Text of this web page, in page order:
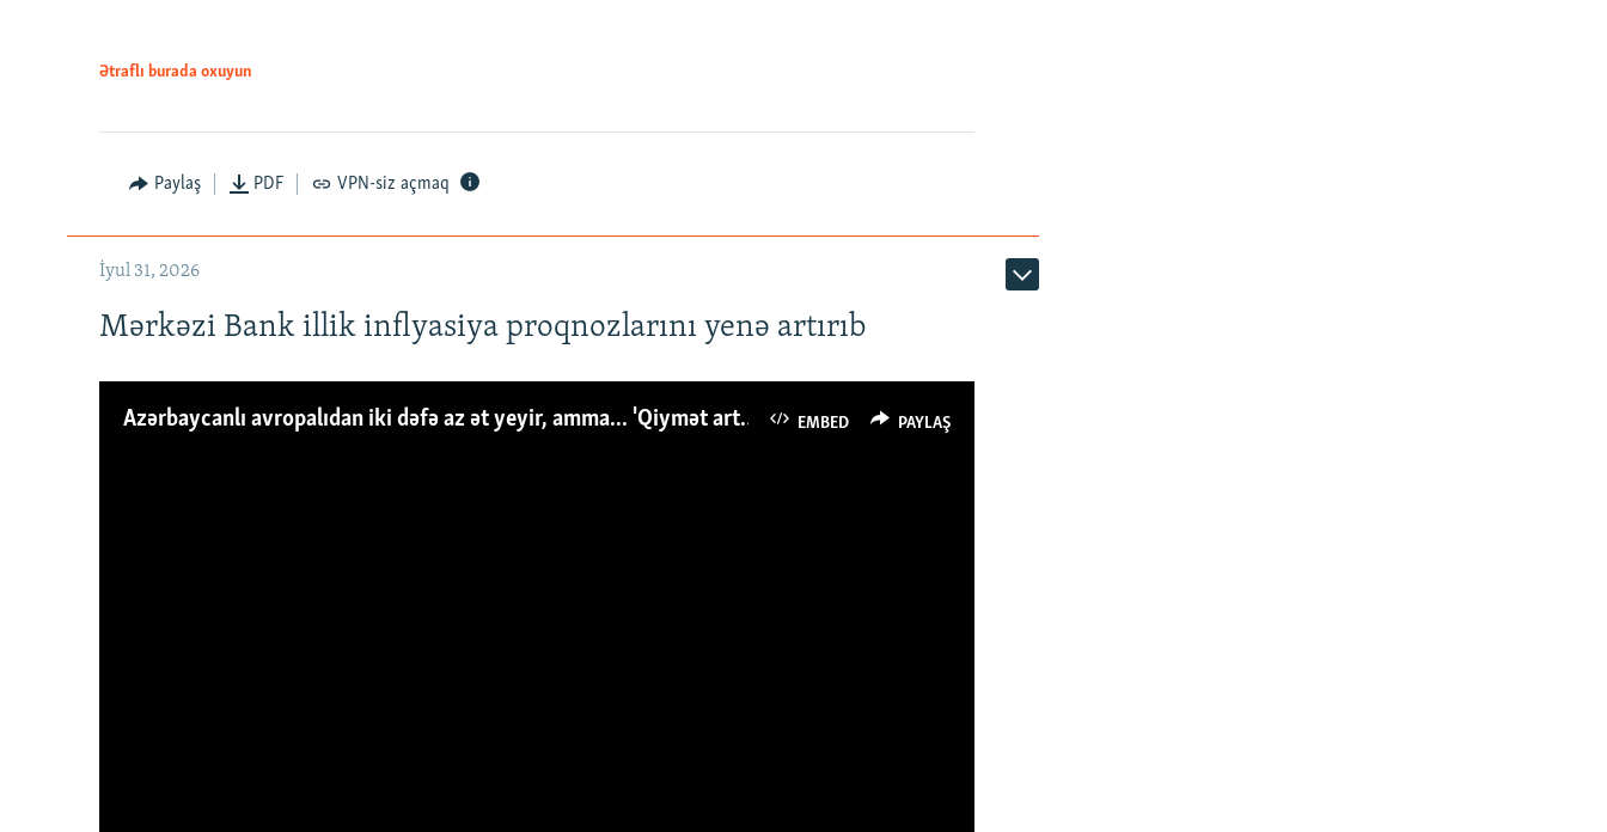
Ətraflı burada oxuyun
Paylaş PDF VPN-siz açmaq
İyul 31, 2026
Mərkəzi Bank illik inflyasiya proqnozlarını yenə artırıb
EMBED PAYLAŞ
Azərbaycanlı avropalıdan iki dəfə az ət yeyir, amma... 'Qiymət artımı qaçılmazdır'